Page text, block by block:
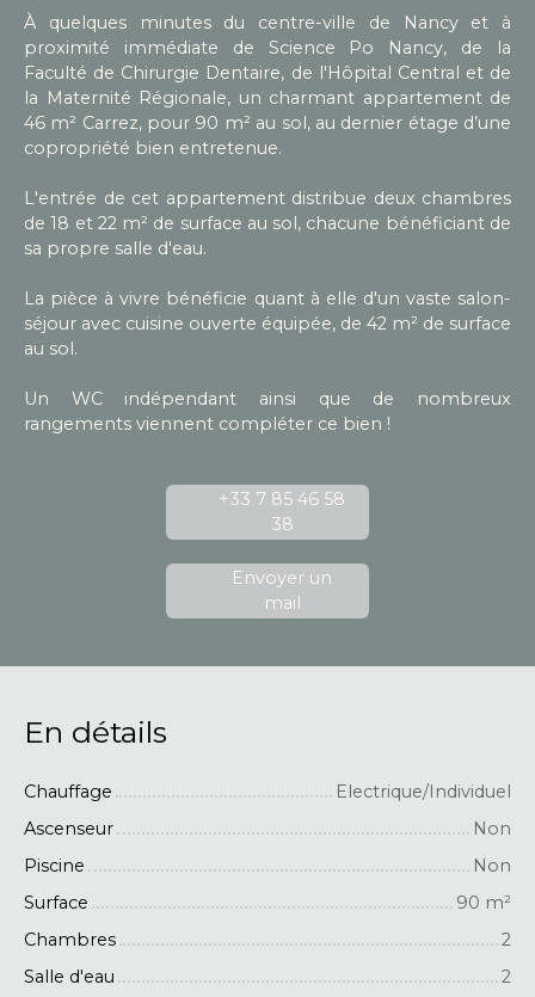
À quelques minutes du centre-ville de Nancy et à
proximité immédiate de Science Po Nancy, de la
Faculté de Chirurgie Dentaire, de l'Hôpital Central et de
la Maternité Régionale, un charmant appartement de
46 m² Carrez, pour 90 m² au sol, au dernier étage d’une
copropriété bien entretenue.
L'entrée de cet appartement distribue deux chambres
de 18 et 22 m² de surface au sol, chacune bénéficiant de
sa propre salle d'eau.
La pièce à vivre bénéficie quant à elle d'un vaste salon-
séjour avec cuisine ouverte équipée, de 42 m² de surface
au sol.
Un WC indépendant ainsi que de nombreux
rangements viennent compléter ce bien !
+33 7 85 46 58
38
Envoyer un
mail
En détails
Chauffage
Electrique/Individuel
Ascenseur
Non
Piscine
Non
Surface
90 m²
Chambres
2
Salle d'eau
2